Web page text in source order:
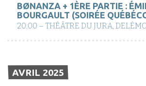
BØNANZA + 1ÈRE PARTIE :
BOURGAULT (SOIRÉE
20:00 – THÉÂTRE DU JURA,
AVRIL 2025